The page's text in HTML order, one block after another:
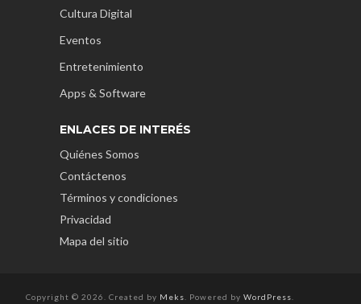
Cultura Digital
Eventos
Entretenimiento
Apps & Software
ENLACES DE INTERÉS
Quiénes Somos
Contáctenos
Términos y condiciones
Privacidad
Mapa del sitio
Copyright © 2026. Created by Meks . Powered by WordPress